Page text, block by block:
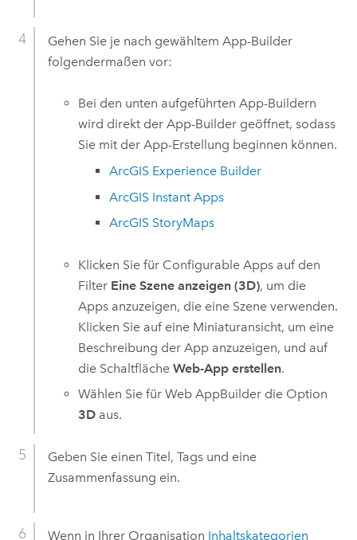
Gehen Sie je nach gewähltem App-Builder
folgendermaßen vor:
Bei den unten aufgeführten App-Buildern
wird direkt der App-Builder geöffnet, sodass
Sie mit der App-Erstellung beginnen können.
ArcGIS Experience Builder
ArcGIS Instant Apps
ArcGIS StoryMaps
Klicken Sie für Configurable Apps auf den
Filter Eine Szene anzeigen (3D), um die
Apps anzuzeigen, die eine Szene verwenden.
Klicken Sie auf eine Miniaturansicht, um eine
Beschreibung der App anzuzeigen, und auf
die SchaltflächeWeb-App erstellen.
Wählen Sie fürWeb AppBuilder die Option
3D aus.
Geben Sie einen Titel, Tags und eine
Zusammenfassung ein.
Wenn in Ihrer Organisation Inhaltskategorien